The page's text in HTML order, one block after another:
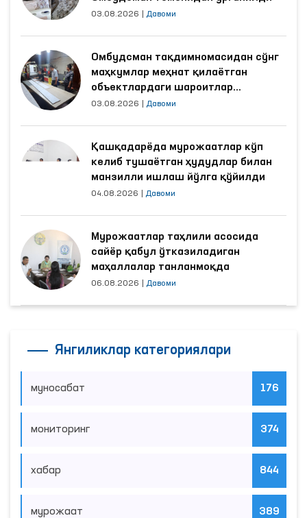
03.08.2026 Давоми
Омбудсман тақдимномасидан сўнг
маҳкумлар меҳнат қилаётган
объектлардаги шароитлар
яхшиланди
03.08.2026 Давоми
Қашқадарёда мурожаатлар кўп
келиб тушаётган ҳудудлар билан
манзилли ишлаш йўлга қўйилди
04.08.2026 Давоми
Мурожаатлар таҳлили асосида
сайёр қабул ўтказиладиган
маҳаллалар танланмоқда
06.08.2026 Давоми
Янгиликлар категориялари
муносабат 176
мониторинг 374
хабар 844
мурожаат 389